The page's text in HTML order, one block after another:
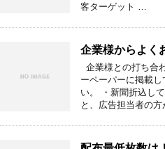
客ターゲット …
企業様からよく
企業様との打ち合
ーペーパーに掲載
い。 ・新聞折込し
と、広告担当者の